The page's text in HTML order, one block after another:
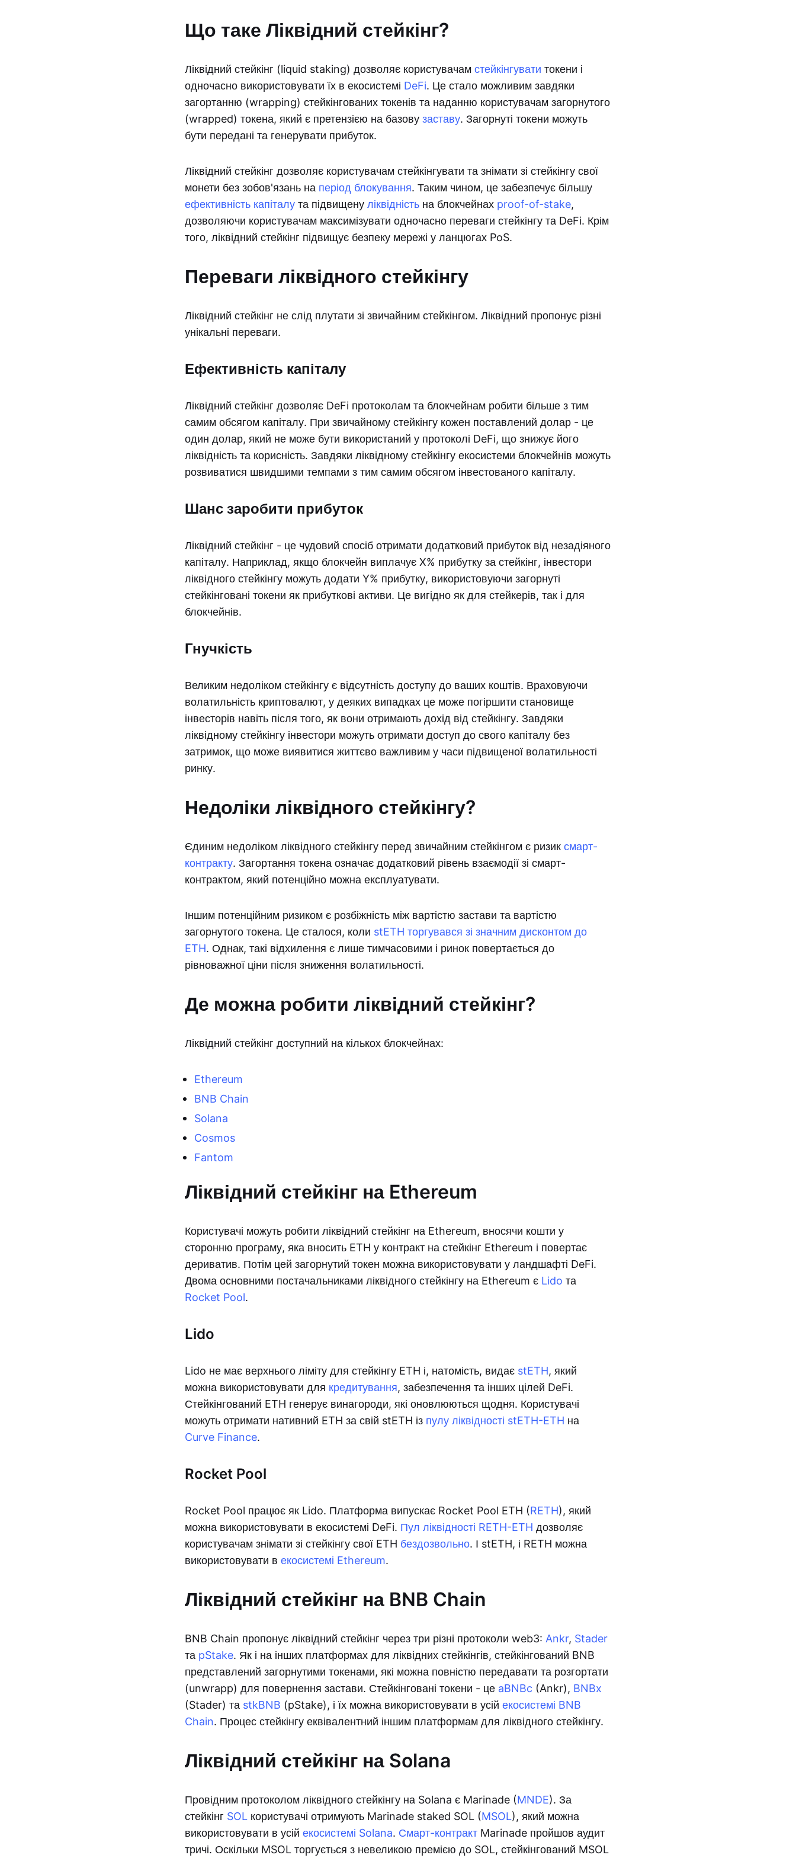
Що таке Ліквідний стейкінг?
Ліквідний стейкінг (liquid staking) дозволяє користувачам стейкінгувати токени і
одночасно використовувати їх в екосистемі DeFi. Це стало можливим завдяки
загортанню (wrapping) стейкінгованих токенів та наданню користувачам загорнутого
(wrapped) токена, який є претензією на базову заставу. Загорнуті токени можуть
бути передані та генерувати прибуток.
Ліквідний стейкінг дозволяє користувачам стейкінгувати та знімати зі стейкінгу свої
монети без зобов'язань на період блокування. Таким чином, це забезпечує більшу
ефективність капіталу та підвищену ліквідність на блокчейнах proof-of-stake,
дозволяючи користувачам максимізувати одночасно переваги стейкінгу та DeFi. Крім
того, ліквідний стейкінг підвищує безпеку мережі у ланцюгах PoS.
Переваги ліквідного стейкінгу
Ліквідний стейкінг не слід плутати зі звичайним стейкінгом. Ліквідний пропонує різні
унікальні переваги.
Ефективність капіталу
Ліквідний стейкінг дозволяє DeFi протоколам та блокчейнам робити більше з тим
самим обсягом капіталу. При звичайному стейкінгу кожен поставлений долар - це
один долар, який не може бути використаний у протоколі DeFi, що знижує його
ліквідність та корисність. Завдяки ліквідному стейкінгу екосистеми блокчейнів можуть
розвиватися швидшими темпами з тим самим обсягом інвестованого капіталу.
Шанс заробити прибуток
Ліквідний стейкінг - це чудовий спосіб отримати додатковий прибуток від незадіяного
капіталу. Наприклад, якщо блокчейн виплачує X% прибутку за стейкінг, інвестори
ліквідного стейкінгу можуть додати Y% прибутку, використовуючи загорнуті
стейкінговані токени як прибуткові активи. Це вигідно як для стейкерів, так і для
блокчейнів.
Гнучкість
Великим недоліком стейкінгу є відсутність доступу до ваших коштів. Враховуючи
волатильність криптовалют, у деяких випадках це може погіршити становище
інвесторів навіть після того, як вони отримають дохід від стейкінгу. Завдяки
ліквідному стейкінгу інвестори можуть отримати доступ до свого капіталу без
затримок, що може виявитися життєво важливим у часи підвищеної волатильності
ринку.
Недоліки ліквідного стейкінгу?
Єдиним недоліком ліквідного стейкінгу перед звичайним стейкінгом є ризик смарт-
контракту. Загортання токена означає додатковий рівень взаємодії зі смарт-
контрактом, який потенційно можна експлуатувати.
Іншим потенційним ризиком є розбіжність між вартістю застави та вартістю
загорнутого токена. Це сталося, коли stETH торгувався зі значним дисконтом до
ETH. Однак, такі відхилення є лише тимчасовими і ринок повертається до
рівноважної ціни після зниження волатильності.
Де можна робити ліквідний стейкінг?
Ліквідний стейкінг доступний на кількох блокчейнах:
Ethereum
BNB Chain
Solana
Cosmos
Fantom
Ліквідний стейкінг на Ethereum
Користувачі можуть робити ліквідний стейкінг на Ethereum, вносячи кошти у
сторонню програму, яка вносить ETH у контракт на стейкінг Ethereum і повертає
дериватив. Потім цей загорнутий токен можна використовувати у ландшафті DeFi.
Двома основними постачальниками ліквідного стейкінгу на Ethereum є Lido та
Rocket Pool.
Lido
Lido не має верхнього ліміту для стейкінгу ETH і, натомість, видає stETH, який
можна використовувати для кредитування, забезпечення та інших цілей DeFi.
Стейкінгований ETH генерує винагороди, які оновлюються щодня. Користувачі
можуть отримати нативний ETH за свій stETH із пулу ліквідності stETH-ETH на
Curve Finance.
Rocket Pool
Rocket Pool працює як Lido. Платформа випускає Rocket Pool ETH (RETH), який
можна використовувати в екосистемі DeFi. Пул ліквідності RETH-ETH дозволяє
користувачам знімати зі стейкінгу свої ETH бездозвольно. І stETH, і RETH можна
використовувати в екосистемі Ethereum.
Ліквідний стейкінг на BNB Chain
BNB Chain пропонує ліквідний стейкінг через три різні протоколи web3: Ankr, Stader
та pStake. Як і на інших платформах для ліквідних стейкінгів, стейкінгований BNB
представлений загорнутими токенами, які можна повністю передавати та розгортати
(unwrapp) для повернення застави. Стейкінговані токени - це aBNBc (Ankr), BNBx
(Stader) та stkBNB (pStake), і їх можна використовувати в усій екосистемі BNB
Chain. Процес стейкінгу еквівалентний іншим платформам для ліквідного стейкінгу.
Ліквідний стейкінг на Solana
Провідним протоколом ліквідного стейкінгу на Solana є Marinade (MNDE). За
стейкінг SOL користувачі отримують Marinade staked SOL (MSOL), який можна
використовувати в усій екосистемі Solana. Смарт-контракт Marinade пройшов аудит
тричі. Оскільки MSOL торгується з невеликою премією до SOL, стейкінгований MSOL